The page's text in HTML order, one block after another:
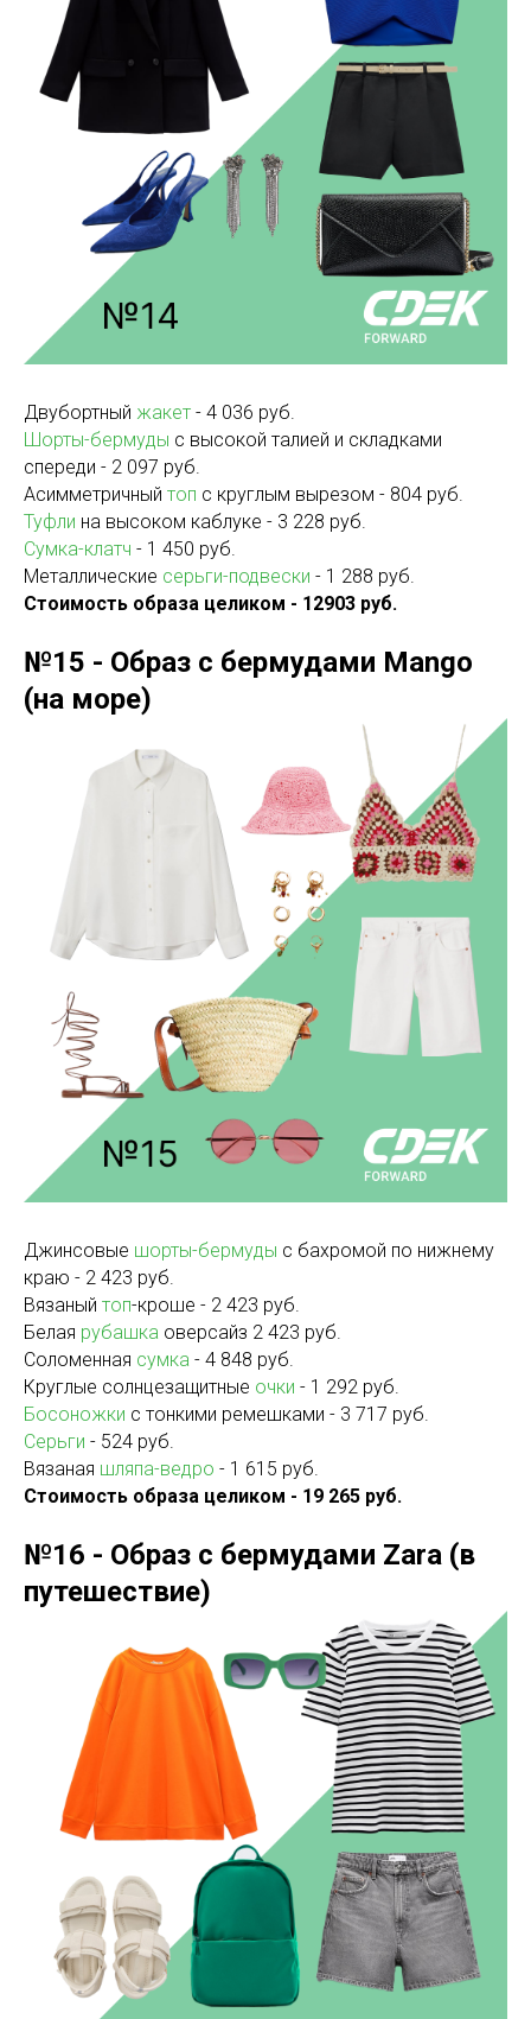
Двубортный жакет - 4 036 руб.
Шорты-бермуды с высокой талией и складками
спереди - 2 097 руб.
Асимметричный топ с круглым вырезом - 804 руб.
Туфли на высоком каблуке - 3 228 руб.
Сумка-клатч - 1 450 руб.
Металлические серьги-подвески - 1 288 руб.
Стоимость образа целиком - 12903 руб.
№15 - Образ с бермудами Mango
(на море)
Джинсовые шорты-бермуды с бахромой по нижнему
краю - 2 423 руб.
Вязаный топ-кроше - 2 423 руб.
Белая рубашка оверсайз 2 423 руб.
Соломенная сумка - 4 848 руб.
Круглые солнцезащитные очки - 1 292 руб.
Босоножки с тонкими ремешками - 3 717 руб.
Серьги - 524 руб.
Вязаная шляпа-ведро - 1 615 руб.
Стоимость образа целиком - 19 265 руб.
№16 - Образ с бермудами Zara (в
путешествие)